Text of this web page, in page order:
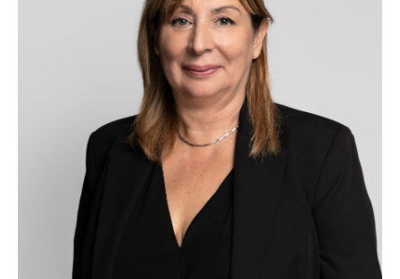
VICTOR SEGARRA RIOS
Purchase & Training Manager